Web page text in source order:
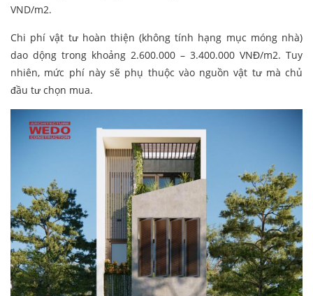
VND/m2.
Chi phí vật tư hoàn thiện (không tính hạng mục móng nhà)
dao dộng trong khoảng 2.600.000 – 3.400.000 VNĐ/m2. Tuy
nhiên, mức phí này sẽ phụ thuộc vào nguồn vật tư mà chủ
đầu tư chọn mua.